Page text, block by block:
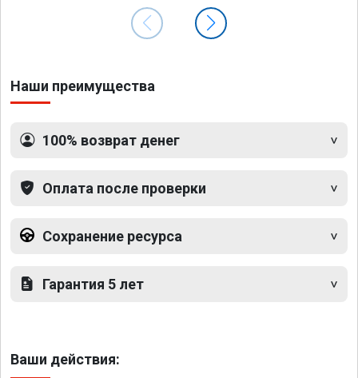
Наши преимущества
100% возврат денег
Оплата после проверки
Сохранение ресурса
Гарантия 5 лет
Ваши действия: